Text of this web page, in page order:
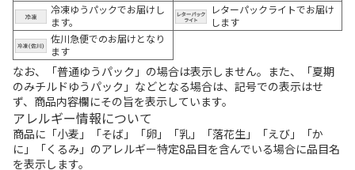
冷凍ゆうパックでお届けし
ます。
レターパックライトでお届け
します
佐川急便でのお届けとなり
ます
なお、「普通ゆうパック」の場合は表示しません。また、「夏期
のみチルドゆうパック」などとなる場合は、記号での表示はせ
ず、商品内容欄にその旨を表示しています。
アレルギー情報について
商品に「小麦」「そば」「卵」「乳」「落花生」「えび」「か
に」「くるみ」のアレルギー特定8品目を含んでいる場合に品目名
を表示します。